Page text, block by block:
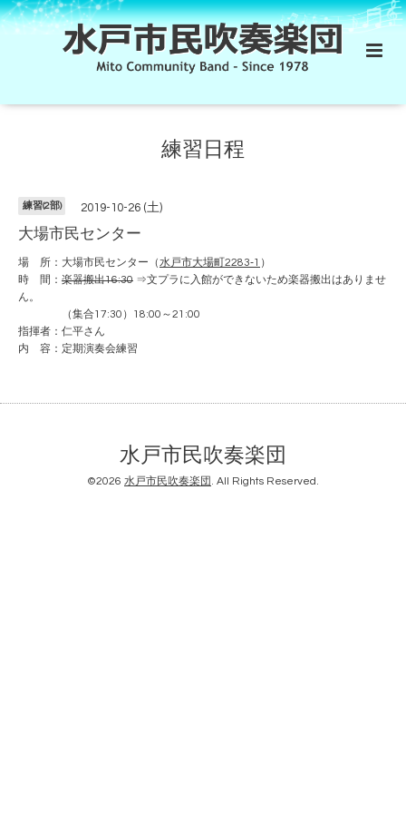
練習日程
練習(2部) 2019-10-26 (土)
大場市民センター
場 所：大場市民センター（水戸市大場町2283‐1 ）
時 間： 楽器搬出16:30 ⇒文プラに入館ができないため楽器搬出はありませ
ん。
（集合17:30）18:00～21:00
指揮者：仁平さん
内 容：定期演奏会練習
水戸市民吹奏楽団
©2026 水戸市民吹奏楽団 . All Rights Reserved.